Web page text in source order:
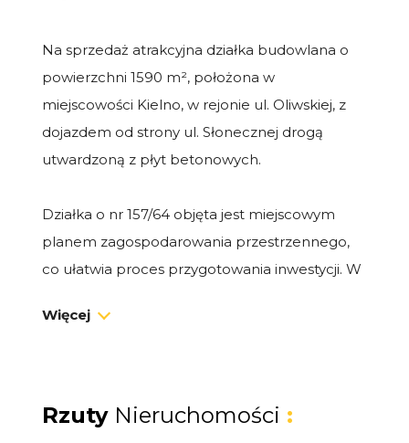
Na sprzedaż atrakcyjna działka budowlana o
powierzchni 1590 m², położona w
miejscowości Kielno, w rejonie ul. Oliwskiej, z
dojazdem od strony ul. Słonecznej drogą
utwardzoną z płyt betonowych.
Działka o nr 157/64 objęta jest miejscowym
planem zagospodarowania przestrzennego,
co ułatwia proces przygotowania inwestycji. W
oraz gaz.
skomunikowanej części Kielna, przy głównej
drodze, z dogodnym dostępem do lokalnej
Więcej
Rzuty Nieruchomości :